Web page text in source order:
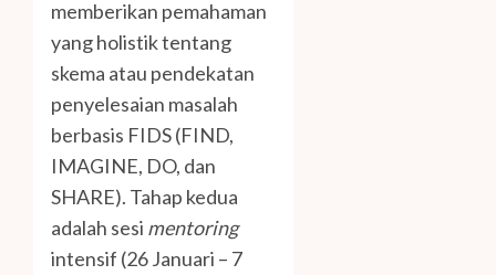
memberikan pemahaman
yang holistik tentang
skema atau pendekatan
penyelesaian masalah
berbasis FIDS (FIND,
IMAGINE, DO, dan
SHARE). Tahap kedua
adalah sesi mentoring
intensif (26 Januari – 7